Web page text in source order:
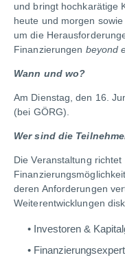
und bringt hochkarätige
heute und morgen
um die
Finanzierungen beyond
Wann und wo?
Am Dienstag, den 16.
(bei GÖRG).
Wer sind die
Die Veranstaltung
deren Anforderungen
Weiterentwicklungen
Investoren &